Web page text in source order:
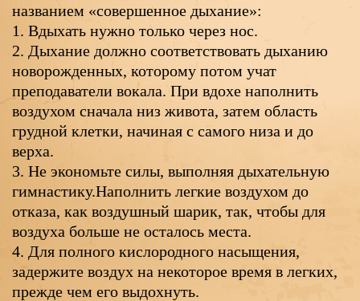
названием «совершенное дыхание»:
1. Вдыхать нужно только через нос.
2. Дыхание должно соответствовать дыханию
новорожденных, которому потом учат
преподаватели вокала. При вдохе наполнить
воздухом сначала низ живота, затем область
грудной клетки, начиная с самого низа и до
верха.
3. Не экономьте силы, выполняя дыхательную
гимнастику.Наполнить легкие воздухом до
отказа, как воздушный шарик, так, чтобы для
воздуха больше не осталось места.
4. Для полного кислородного насыщения,
задержите воздух на некоторое время в легких,
прежде чем его выдохнуть.